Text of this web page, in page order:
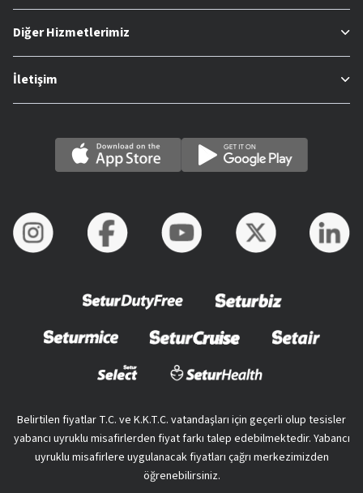
Diğer Hizmetlerimiz
İletişim
Belirtilen fiyatlar T.C. ve K.K.T.C. vatandaşları için geçerli olup tesisler
yabancı uyruklu misafirlerden fiyat farkı talep edebilmektedir. Yabancı
uyruklu misafirlere uygulanacak fiyatları çağrı merkezimizden
öğrenebilirsiniz.